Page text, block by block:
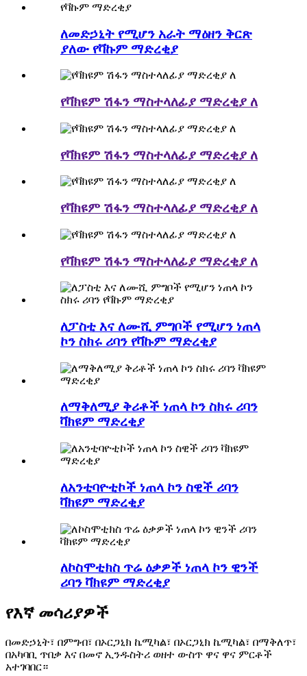
ለመድኃኒት የሚሆን አራት ማዕዘን ቅርጽ
ያለው የቫኩም ማድረቂያ
የቫክዩም ሽፋን ማስተላለፊያ ማድረቂያ ለ
የቫክዩም ሽፋን ማስተላለፊያ ማድረቂያ ለ
የቫክዩም ሽፋን ማስተላለፊያ ማድረቂያ ለ
የቫክዩም ሽፋን ማስተላለፊያ ማድረቂያ ለ
ለፓስቲ እና ለሙሺ ምግቦች የሚሆን ነጠላ
ኮን ስክሩ ሪባን የቫኩም ማድረቂያ
ለማቅለሚያ ቅሪቶች ነጠላ ኮን ስክሩ ሪባን
ቫክዩም ማድረቂያ
ለአንቲባዮቲኮች ነጠላ ኮን ስዊች ሪባን
ቫክዩም ማድረቂያ
ለኮስሞቲክስ ጥሬ ዕቃዎች ነጠላ ኮን ዊንች
ሪባን ቫክዩም ማድረቂያ
የእኛ መሳሪያዎች
በመድኃኒት፣ በምግብ፣ በኦርጋኒክ ኬሚካል፣ በኦርጋኒክ ኬሚካል፣ በማቅለጥ፣
በአካባቢ ጥበቃ እና በመኖ ኢንዱስትሪ ወዘተ ውስጥ ዋና ዋና ምርቶች
አተገባበር።